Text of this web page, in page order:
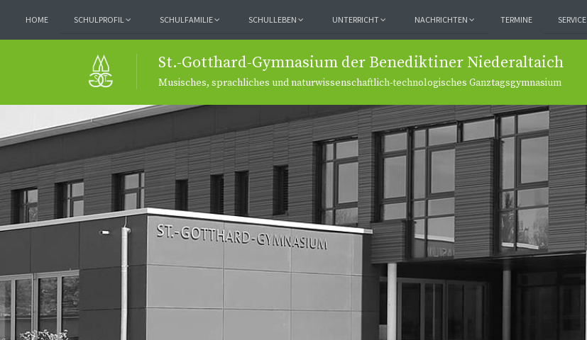
HOME SCHULPROFIL SCHULFAMILIE SCHULLEBEN UNTERRICHT NACHRICHTEN TERMINE SERVICE
St.-Gotthard-Gymnasium der Benediktiner Niederaltaich
Musisches, sprachliches und naturwissenschaftlich-technologisches Ganztagsgymnasium